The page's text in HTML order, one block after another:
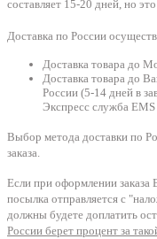
составляет 15-20 дней, но
Доставка по России
Доставка товара до
Доставка товара до
России (5-14 дней в
Экспресс служба
Выбор метода доставки по
заказа.
Если при оформлении заказа
посылка отправляется с
должны будете доплатить
России берет процент за